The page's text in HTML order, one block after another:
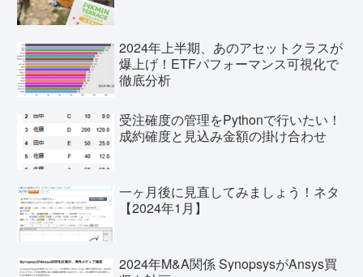
2024年上半期、あのアセットクラスが
爆上げ！ETFパフォーマンス可視化で
徹底分析
受注確度の管理をPythonで行いたい！
成約確度と見込み金額の掛け合わせ
一ヶ月後に見直してみましょう！ネタ
【2024年1月】
2024年M&A関係 SynopsysがAnsys買